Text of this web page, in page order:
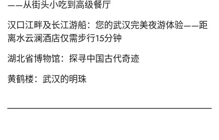
——从街头小吃到高级餐厅
汉口江畔及长江游船：您的武汉完美夜游体验——距
离水云澜酒店仅需步行15分钟
湖北省博物馆：探寻中国古代奇迹
黄鹤楼：武汉的明珠